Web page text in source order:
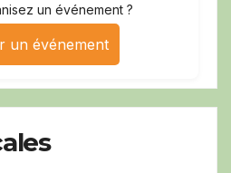
un événement ?
un événement